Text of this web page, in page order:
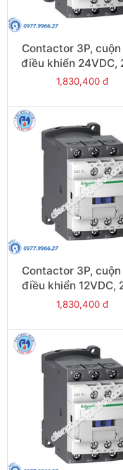
Contactor 3P,
điều khiển 24VDC,
1N/O, 1N/C -
1,830,400 đ
Contactor 3P,
điều khiển 12VDC,
1N/O, 1N/C -
1,830,400 đ